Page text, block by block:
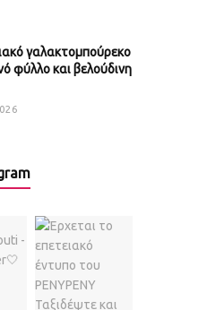
γαλακτομπούρεκο
φύλλο και βελούδινη